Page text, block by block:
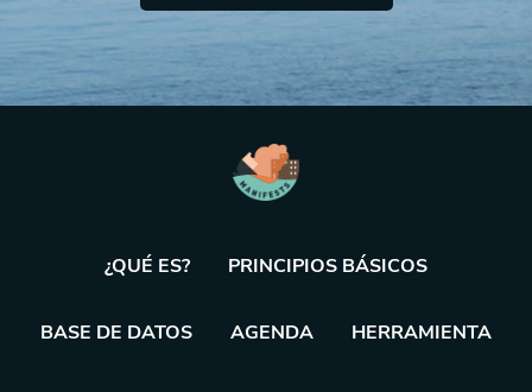
¿QUÉ ES? PRINCIPIOS BÁSICOS
BASE DE DATOS AGENDA HERRAMIENTA